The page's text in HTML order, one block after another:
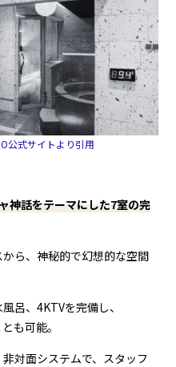
公式サイトより引用
神話をテーマにした7室の完
ら、神秘的で幻想的な空間
呂、4KTVを完備し、
も可能。
対面システムで、スタッフ